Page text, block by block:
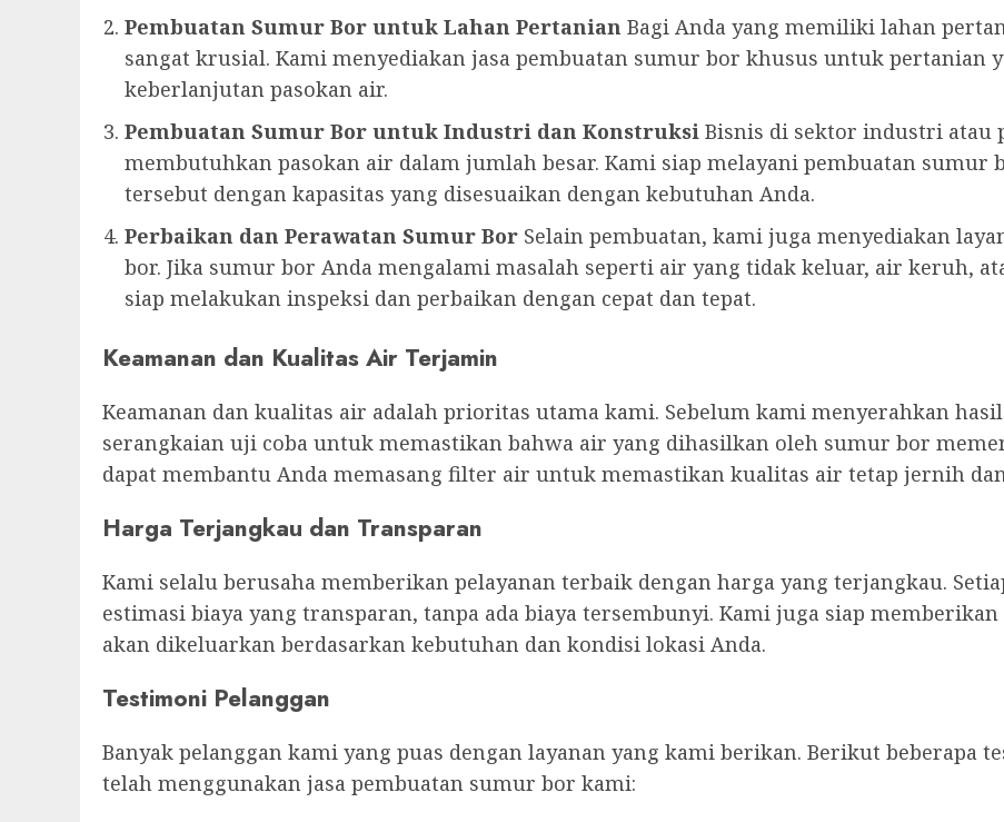
Pembuatan Sumur Bor untuk Lahan Pertanian Bagi Anda yang memiliki lahan
sangat krusial. Kami menyediakan jasa pembuatan sumur bor khusus untuk pertanian
keberlanjutan pasokan air.
Pembuatan Sumur Bor untuk Industri dan Konstruksi Bisnis di sektor industri atau
membutuhkan pasokan air dalam jumlah besar. Kami siap melayani pembuatan
tersebut dengan kapasitas yang disesuaikan dengan kebutuhan Anda.
Perbaikan dan Perawatan Sumur Bor Selain pembuatan, kami juga menyediakan
bor. Jika sumur bor Anda mengalami masalah seperti air yang tidak keluar, air keruh,
siap melakukan inspeksi dan perbaikan dengan cepat dan tepat.
Keamanan dan Kualitas Air Terjamin
Keamanan dan kualitas air adalah prioritas utama kami. Sebelum kami menyerahkan
serangkaian uji coba untuk memastikan bahwa air yang dihasilkan oleh sumur bor
dapat membantu Anda memasang filter air untuk memastikan kualitas air tetap jernih
Harga Terjangkau dan Transparan
Kami selalu berusaha memberikan pelayanan terbaik dengan harga yang terjangkau.
estimasi biaya yang transparan, tanpa ada biaya tersembunyi. Kami juga siap
akan dikeluarkan berdasarkan kebutuhan dan kondisi lokasi Anda.
Testimoni Pelanggan
Banyak pelanggan kami yang puas dengan layanan yang kami berikan. Berikut beberapa
telah menggunakan jasa pembuatan sumur bor kami: